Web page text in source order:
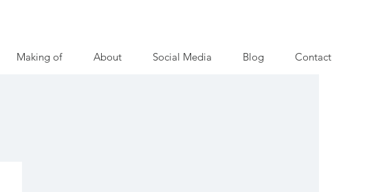
Making of About Social Media Blog Contact